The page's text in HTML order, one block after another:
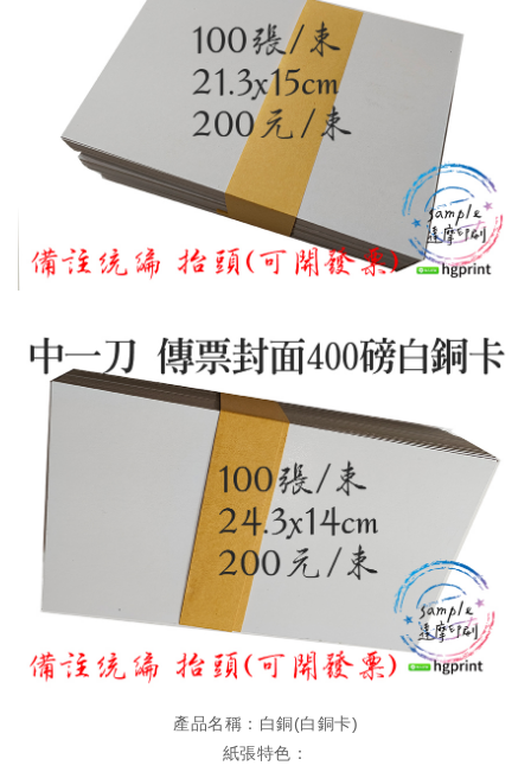
產品名稱：白銅(白銅卡)
紙張特色：